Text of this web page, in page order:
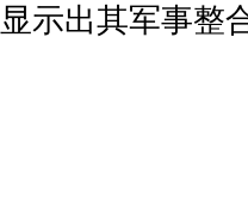
显示出其军事整